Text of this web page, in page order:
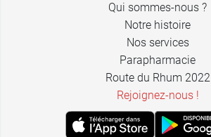
4,07 €Qui sommes-nous ?
Notre histoire
Nos services
Parapharmacie
Route du Rhum 2022
Rejoignez-nous !